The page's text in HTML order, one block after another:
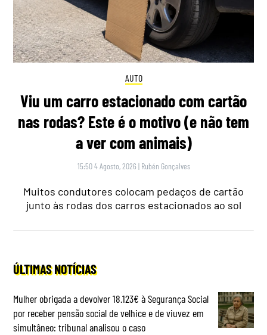
AUTO
Viu um carro estacionado com cartão
nas rodas? Este é o motivo (e não tem
a ver com animais)
15:50 4 Agosto, 2026 | Rubén Gonçalves
Muitos condutores colocam pedaços de cartão
junto às rodas dos carros estacionados ao sol
ÚLTIMAS NOTÍCIAS
Mulher obrigada a devolver 18.123€ à Segurança Social
por receber pensão social de velhice e de viuvez em
simultâneo: tribunal analisou o caso